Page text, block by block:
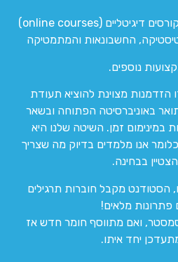
המרכז המוביל והמקצועי לקורסים דיגיטליים (online courses)
החשבונאות והמתמטיקה
נוספים.
הזדמנות מצוינת להוציא תעודת
באוניברסיטה הפתוחה ובשאר
במינימום זמן. השיטה שלנו היא
אנו מלמדים בדיוק מה שצריך
בבחינה.
הסטודנט מקבל חוברות תרגילים
פתרונות מלאים!
ואם מתווסף חומר חדש אז
יחד איתו.